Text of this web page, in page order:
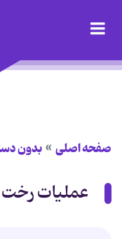
صفحه اصلی بدون
عملیات